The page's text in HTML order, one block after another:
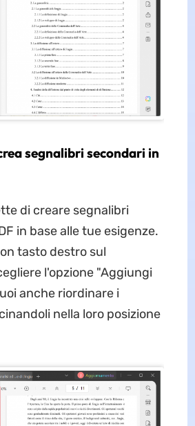
segnalibri secondari in
di creare segnalibri
in base alle tue esigenze.
tasto destro sul
l'opzione "Aggiungi
anche riordinare i
nella loro posizione